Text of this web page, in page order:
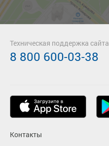
Контакты
Техническая поддержка сайта
8 800 600-03-38